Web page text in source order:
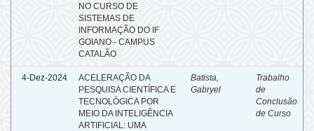
NO CURSO DE
SISTEMAS DE
INFORMAÇÃO DO IF
GOIANO - CAMPUS
CATALÃO
4-Dez-2024
ACELERAÇÃO DA
PESQUISA CIENTÍFICA E
TECNOLÓGICA POR
MEIO DA INTELIGÊNCIA
ARTIFICIAL: UMA
Batista,
Gabryel
Trabalho
de
Conclusão
de Curso